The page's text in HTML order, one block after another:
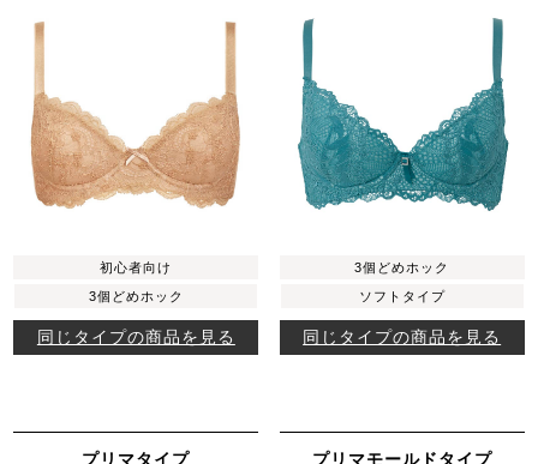
初心者向け
3個どめホック
同じタイプの商品を見る
3個どめホック
ソフトタイプ
同じタイプの商品を見る
プリマタイプ プリマモールドタイプ